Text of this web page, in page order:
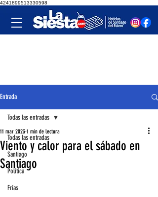
4241899513330598
Entrada
Todas las entradas
Santiago
Política
Frías
Todas las entradas
Viento y calor para el sábado en
Santiago
11 mar 2023 1 min de lectura